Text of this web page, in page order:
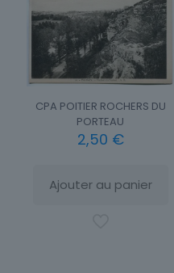
CPA POITIER ROCHERS DU
PORTEAU
2,50 €
Ajouter au panier